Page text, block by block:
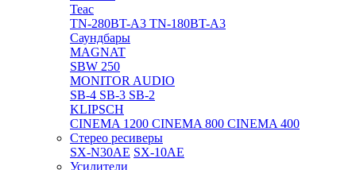
Teac
TN-280BT-A3 TN-180BT-A3
Саундбары
MAGNAT
SBW 250
MONITOR AUDIO
SB-4 SB-3 SB-2
KLIPSCH
CINEMA 1200 CINEMA 800 CINEMA 400
Стерео ресиверы
SX-N30AE SX-10AE
Усилители